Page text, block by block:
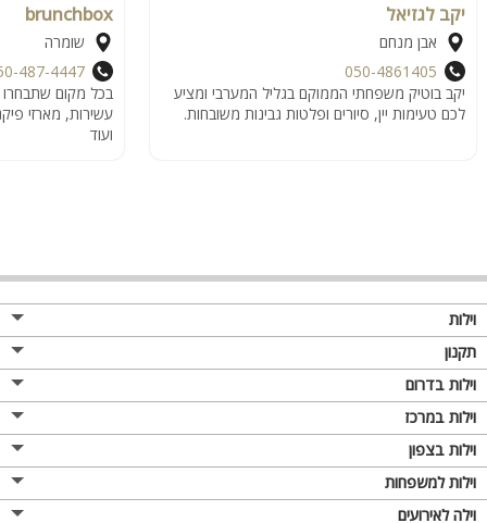
יקב לגזיאל
אבן מנחם
050-4861405
יקב בוטיק משפחתי הממוקם בגליל המערבי ומציע
לכם טעימות יין, סיורים ופלטות גבינות משובחות.
brunchbox
שומרה
487-4447
בכל מקום שתבחרו
עשירות, מארזי
ועוד
וילות
תקנון
וילות בדרום
וילות במרכז
וילות בצפון
וילות למשפחות
וילה לאירועים